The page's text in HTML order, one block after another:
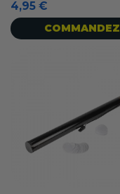
4,95 €
COMMANDEZ